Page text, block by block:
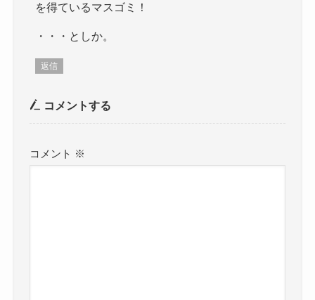
を得ているマスゴミ！
・・・としか。
返信
コメントする
コメント ※